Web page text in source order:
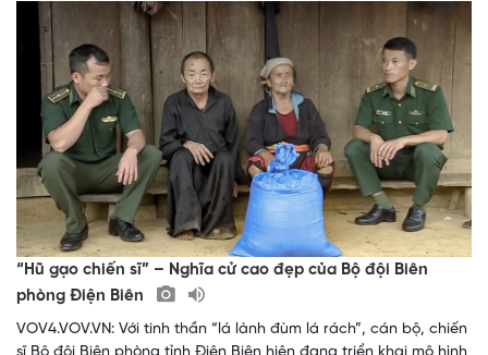
“Hũ gạo chiến sĩ” – Nghĩa cử cao đẹp của Bộ đội Biên
phòng Điện Biên
VOV4.VOV.VN: Với tinh thần “lá lành đùm lá rách”, cán bộ, chiến